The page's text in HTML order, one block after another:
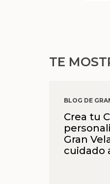
TE
BLOG DE
Crea tu
Gran
cuidado